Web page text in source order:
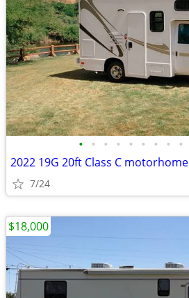
• • • • • • • • •
2022 19G 20ft Class C motorhome
7/24
$18,000